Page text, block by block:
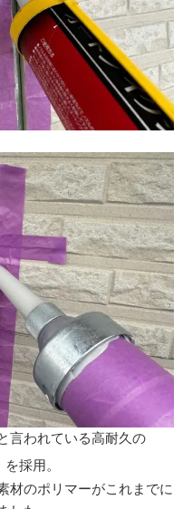
言われている高耐久の
を採用。
材のポリマーがこれまでに